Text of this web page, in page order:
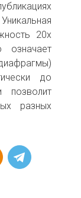
20х
означает
до
разных